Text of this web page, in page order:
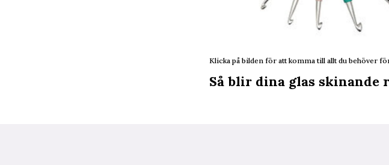
Klicka på bilden för att komma till allt du behöver
Så blir dina glas skinande